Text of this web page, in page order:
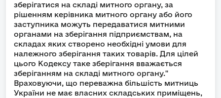
зберігатися на складі митного органу, за
рішенням керівника митного органу або його
заступника можуть передаватися митними
органами на зберігання підприємствам, на
складах яких створено необхідні умови для
належного зберігання таких товарів. Для цілей
цього Кодексу таке зберігання вважається
зберіганням на складі митного органу."
Враховуючи, що переважна більшість митниць
України не має власних складських приміщень,